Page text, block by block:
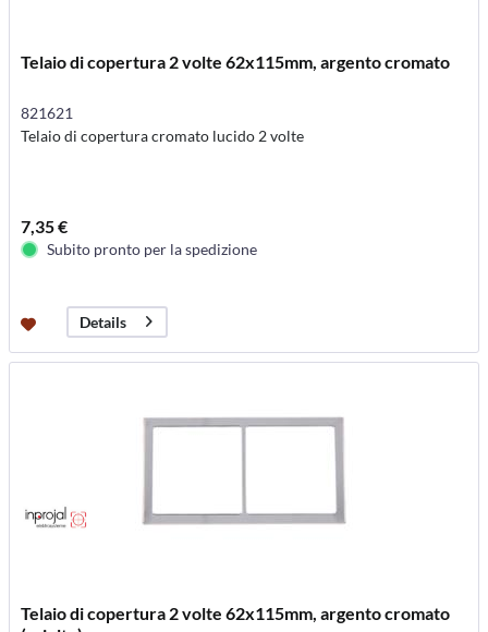
Telaio di copertura 2 volte 62x115mm, argento cromato
821621
Telaio di copertura cromato lucido 2 volte
7,35 €
Subito pronto per la spedizione
Details
Telaio di copertura 2 volte 62x115mm, argento cromato